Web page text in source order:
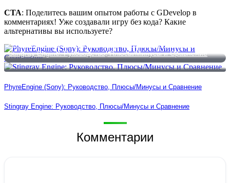
CTA: Поделитесь вашим опытом работы с GDevelop в
комментариях! Уже создавали игру без кода? Какие
альтернативы вы используете?
PhyreEngine (Sony): Руководство, Плюсы/Минусы и Сравнение
Stingray Engine: Руководство, Плюсы/Минусы и Сравнение
PhyreEngine (Sony): Руководство, Плюсы/Минусы и Сравнение
Stingray Engine: Руководство, Плюсы/Минусы и Сравнение
Комментарии